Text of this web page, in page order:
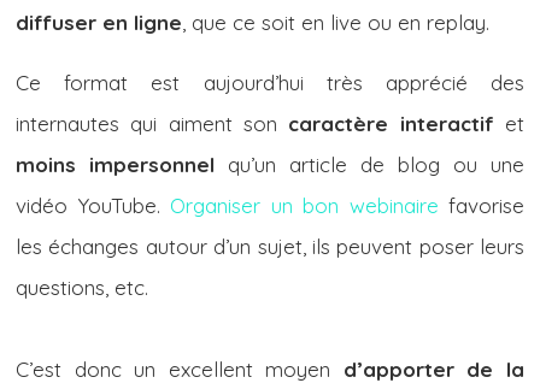
diffuser en ligne , que ce soit en live ou en replay.
Ce format est aujourd’hui très apprécié des
internautes qui aiment son caractère interactif et
moins impersonnel qu’un article de blog ou une
vidéo YouTube. Organiser un bon webinaire favorise
les échanges autour d’un sujet, ils peuvent poser leurs
questions, etc.
C’est donc un excellent moyen d’apporter de la